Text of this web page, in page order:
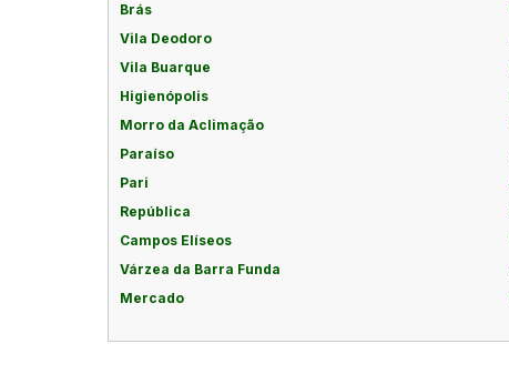
Brás
Vila Deodoro
Vila Buarque
Higienópolis
Morro da Aclimação
Paraíso
Pari
República
Campos Elíseos
Várzea da Barra Funda
Mercado